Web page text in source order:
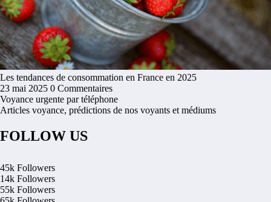
Les tendances de consommation en France en 2025
23 mai 2025 0 Commentaires
Voyance urgente par téléphone
Articles voyance, prédictions de nos voyants et médiums
FOLLOW US
45k Followers
14k Followers
55k Followers